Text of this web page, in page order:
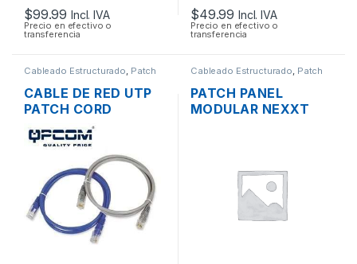
$99.99 Incl. IVA
Precio en efectivo o
transferencia
$49.99 Incl. IVA
Precio en efectivo o
transferencia
Cableado Estructurado Patch
CABLE DE RED UTP
PATCH CORD
QPCOM CAT6
CERTIFICADO 30CM
Cableado Estructurado Patch
PATCH PANEL
MODULAR NEXXT